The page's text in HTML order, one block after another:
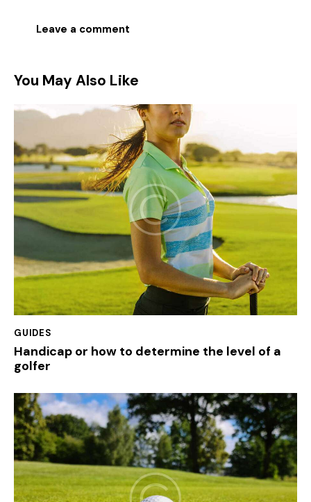
You May Also Like
GUIDES
Handicap or how to determine the level of a
golfer